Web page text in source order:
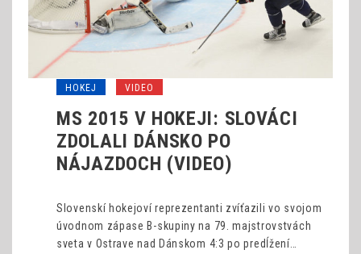
HOKEJ VIDEO
MS 2015 V HOKEJI: SLOVÁCI
ZDOLALI DÁNSKO PO
NÁJAZDOCH (VIDEO)
Slovenskí hokejoví reprezentanti zvíťazili vo svojom
úvodnom zápase B-skupiny na 79. majstrovstvách
sveta v Ostrave nad Dánskom 4:3 po predĺžení…